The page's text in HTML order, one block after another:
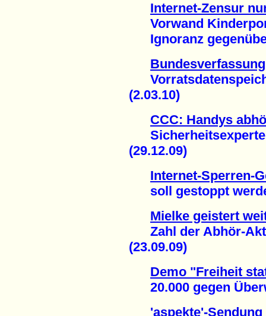
Internet-Zensur
Vorwand
Ignoranz
(2.03.10)
CCC: Handys
Sicherheitsexperte
(29.12.09)
Internet-Sperren-
soll gestoppt
Mielke geistert
Zahl der Abhör-
(23.09.09)
Demo "Freiheit
20.000 gegen
'aspekte'-